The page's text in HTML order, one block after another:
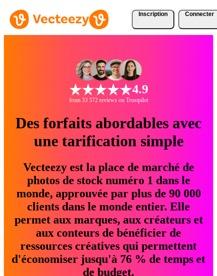
Inscription Connecter
4.9
from 33 572 reviews on Trustpilot
Des forfaits abordables avec
une tarification simple
Vecteezy est la place de marché de
photos de stock numéro 1 dans le
monde, approuvée par plus de 90 000
clients dans le monde entier. Elle
permet aux marques, aux créateurs et
aux conteurs de bénéficier de
ressources créatives qui permettent
d'économiser jusqu'à 76 % de temps et
de budget.